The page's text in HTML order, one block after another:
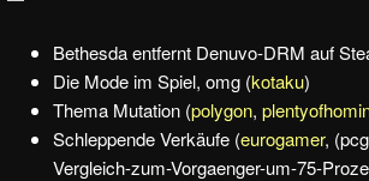
Bethesda entfernt Denuvo-DRM auf
Die Mode im Spiel, omg (kotaku)
Thema Mutation (polygon,
Schleppende Verkäufe (eurogamer,
Vergleich-zum-Vorgaenger-um-75-